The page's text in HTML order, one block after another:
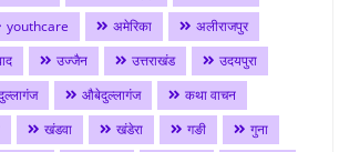
youthcare अमेरिका
अलीराजपुर
उज्जैन उत्तराखंड
उदयपुरा
औबेदुल्लागंज
कथा वाचन
खंडवा खंडेरा गङी
गुना